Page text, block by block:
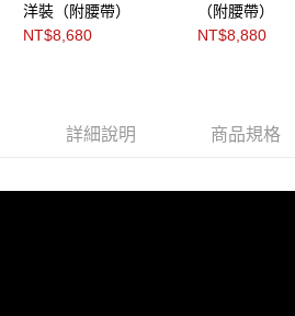
４．使用「AFTEE先享後付」時，將依據個
時審查核予不同之上限額度；若仍有額度不足
洋裝（附腰帶）
NT$8,680
（附腰帶）
NT$8,880
詳細說明 商品規格